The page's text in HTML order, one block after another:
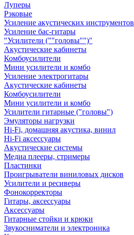
Луперы
Рэковые
Усиление акустических инструментов
Усиление бас-гитары
"Усилители (""головы"")"
Акустические кабинеты
Комбоусилители
Мини усилители и комбо
Усиление электрогитары
Акустические кабинеты
Комбоусилители
Мини усилители и комбо
Усилители гитарные ("головы")
Эмуляторы нагрузки
Hi-Fi, домашняя акустика, винил
Hi-Fi аксессуары
Акустические системы
Медиа плееры, стримеры
Пластинки
Проигрыватели виниловых дисков
Усилители и ресиверы
Фонокорректоры
Гитары, аксессуары
Аксессуары
Гитарные стойки и крюки
Звукосниматели и электроника